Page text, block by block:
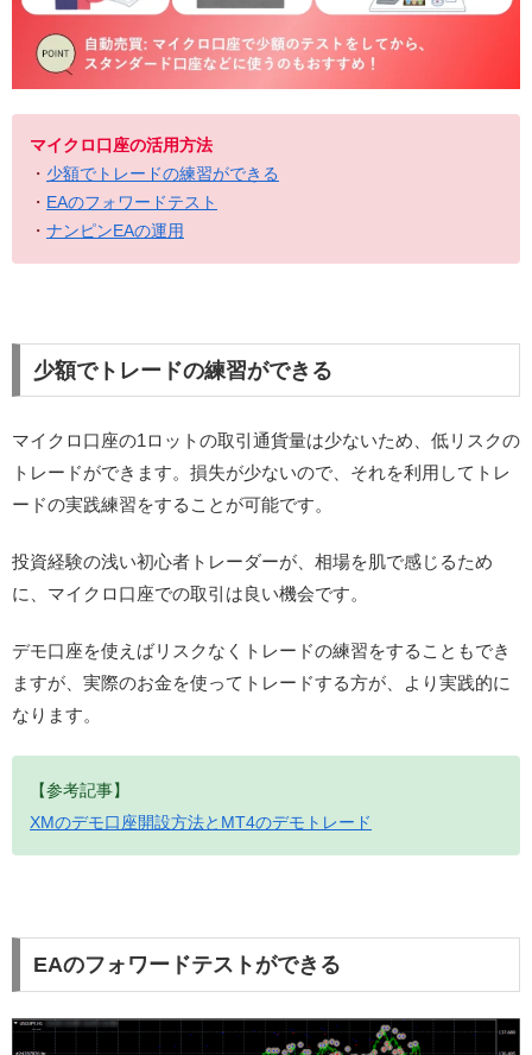
マイクロ口座の活用方法
・ 少額でトレードの練習ができる
・ EAのフォワードテスト
・ ナンピンEAの運用
少額でトレードの練習ができる
マイクロ口座の1ロットの取引通貨量は少ないため、低リスクの
トレードができます。損失が少ないので、それを利用してトレ
ードの実践練習をすることが可能です。
投資経験の浅い初心者トレーダーが、相場を肌で感じるため
に、マイクロ口座での取引は良い機会です。
デモ口座を使えばリスクなくトレードの練習をすることもでき
ますが、実際のお金を使ってトレードする方が、より実践的に
なります。
【参考記事】
XMのデモ口座開設方法とMT4のデモトレード
EAのフォワードテストができる